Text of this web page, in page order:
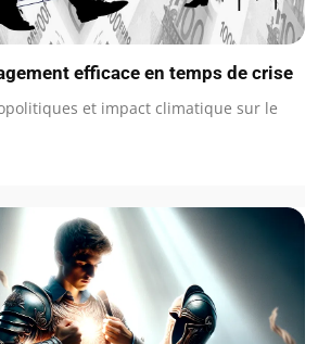
efficace en temps de crise
et impact climatique sur le